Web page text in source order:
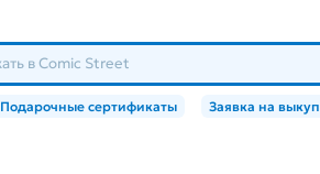
Подарочные сертификаты Заявка на выкуп